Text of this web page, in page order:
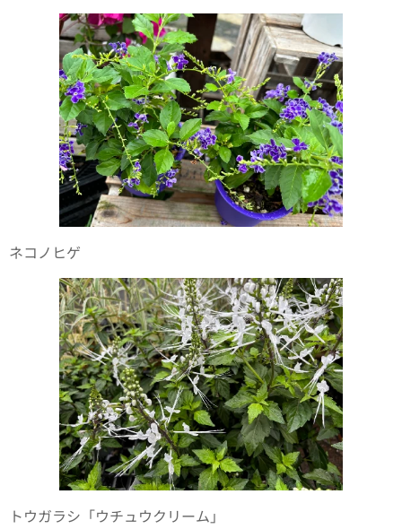
ネコノヒゲ
トウガラシ「ウチュウクリーム」